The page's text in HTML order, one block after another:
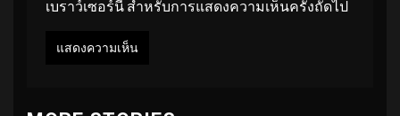
เบราว์เซอร์นี้ สำหรับการแสดงความเห็นครั้งถัดไป